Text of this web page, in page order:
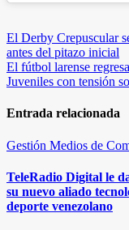
Navegación
de
entradas
El Derby Crepuscular
antes del pitazo inicial
El fútbol larense
Juveniles con tensión
Entrada relacionada
Gestión Medios de
TeleRadio Digital le
su nuevo aliado
deporte venezolano